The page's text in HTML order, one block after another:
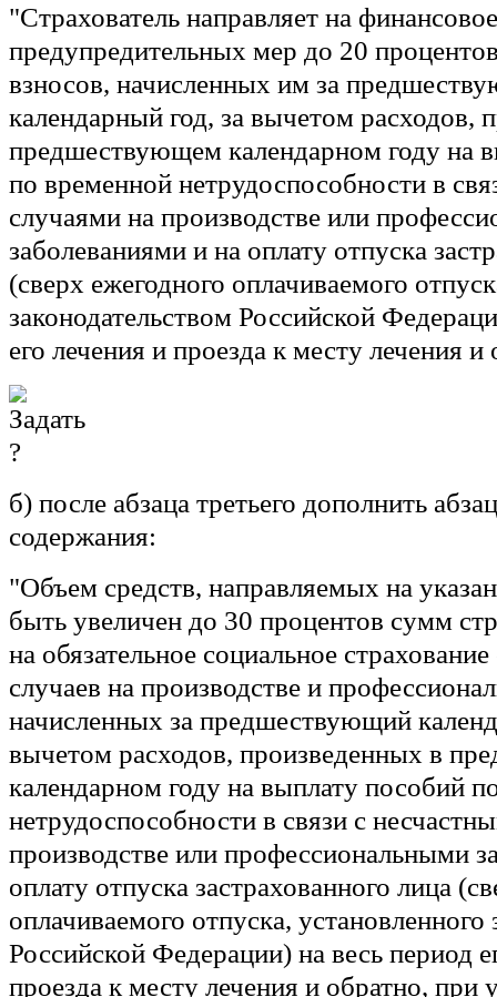
"Страхователь направляет на
предупредительных мер до 20
взносов, начисленных им за
календарный год, за вычетом расходов,
предшествующем календарном году на
по временной нетрудоспособности в
случаями на производстве или
заболеваниями и на оплату отпуска
(сверх ежегодного оплачиваемого
законодательством Российской
его лечения и проезда к месту лечения и
б) после абзаца третьего дополнить
содержания:
"Объем средств, направляемых на
быть увеличен до 30 процентов сумм
на обязательное социальное
случаев на производстве и
начисленных за предшествующий
вычетом расходов, произведенных в
календарном году на выплату пособий
нетрудоспособности в связи с
производстве или профессиональными
оплату отпуска застрахованного лица
оплачиваемого отпуска, установленного
Российской Федерации) на весь период
проезда к месту лечения и обратно, при